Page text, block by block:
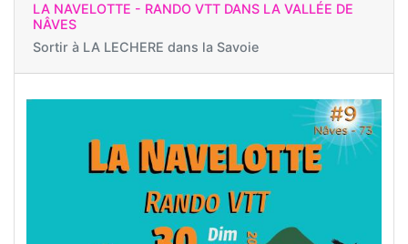
LA NAVELOTTE - RANDO VTT DANS LA VALLÉE DE
NÂVES
Sortir à LA LECHERE dans la Savoie